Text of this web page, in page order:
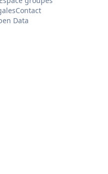
Contact
Data